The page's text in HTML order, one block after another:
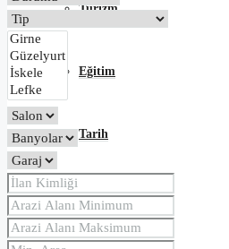
Turizm
Eğitim
Tarih
Blog